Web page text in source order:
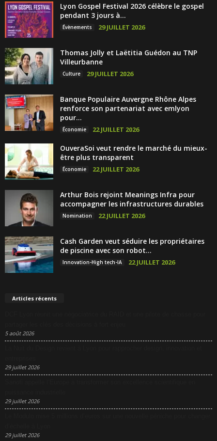
Lyon Gospel Festival 2026 célèbre le gospel
pendant 3 jours à...
Évènements 29 JUILLET 2026
Thomas Jolly et Laëtitia Guédon au TNP
Villeurbanne
Culture 29 JUILLET 2026
Banque Populaire Auvergne Rhône Alpes
renforce son partenariat avec emlyon
pour...
Économie 22 JUILLET 2026
OuveraSoi veut rendre le marché du mieux-
être plus transparent
Économie 22 JUILLET 2026
Arthur Bois rejoint Meanings Infra pour
accompagner les infrastructures durables
Nomination 22 JUILLET 2026
Cash Garden veut séduire les propriétaires
de piscine avec son robot...
Innovation-High tech-IA 22 JUILLET 2026
Articles récents
5 août 2026
29 juillet 2026
29 juillet 2026
29 juillet 2026